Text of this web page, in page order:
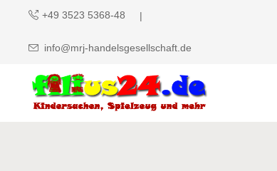
+49 3523 5368-48
info@mrj-handelsgesellschaft.de